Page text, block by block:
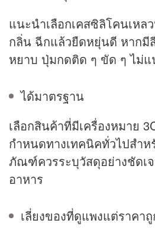
แนะนำเลือกเคสซิลิโคนเหล
กลิ่น ฉีกแล้วยืดหยุ่นดี หากมี
หยาบ ปุ่มกดติด ๆ ขัด ๆ ไม่
ได้มาตรฐาน
เลือกสินค้าที่มีเครื่องหมาย
กำหนดทางเทคนิคทั่วไปสำห
ภัณฑ์ควรระบุวัสดุอย่างชัดเ
อาหาร
เลี่ยงของที่ดูแพงแต่ราคา